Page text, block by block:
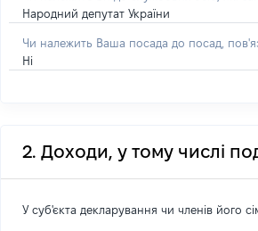
Народний депутат України
Чи належить Ваша посада до посад,
Ні
2. Доходи, у тому числі
У суб'єкта декларування чи членів його